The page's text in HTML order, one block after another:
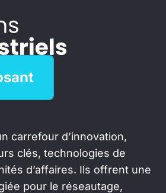
carrefour d’innovation,
clés, technologies de
d’affaires. Ils offrent une
pour le réseautage,